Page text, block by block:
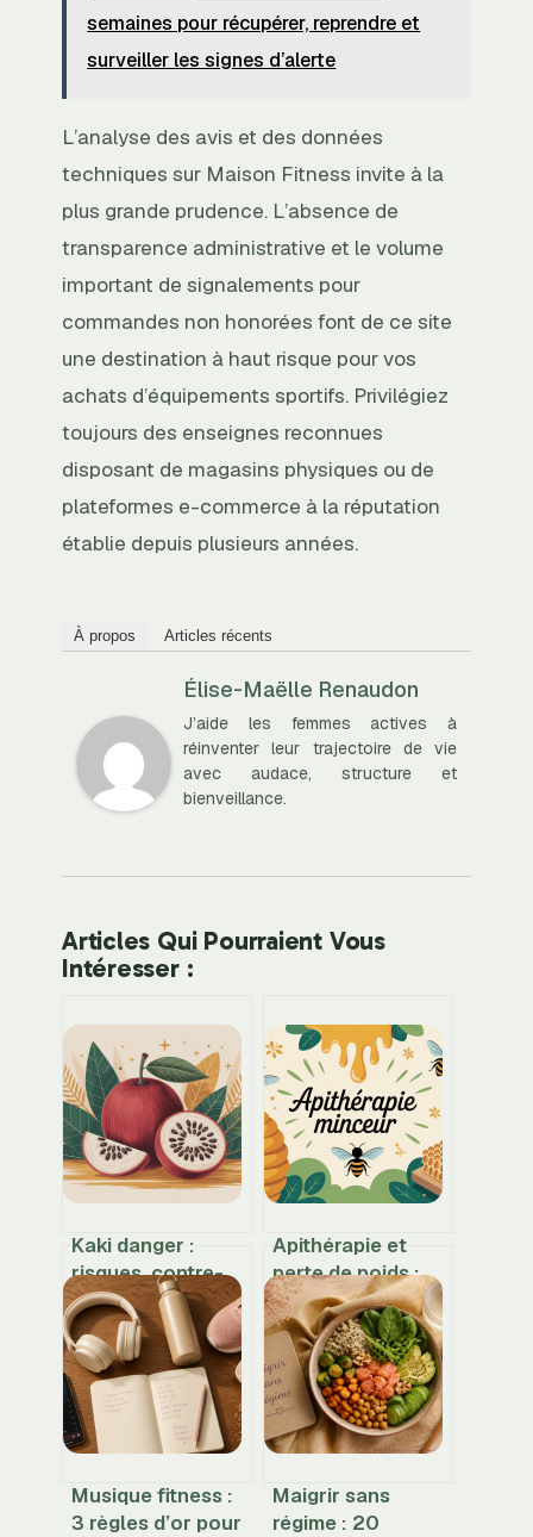
semaines pour récupérer, reprendre et
surveiller les signes d’alerte
L’analyse des avis et des données
techniques sur Maison Fitness invite à la
plus grande prudence. L’absence de
transparence administrative et le volume
important de signalements pour
commandes non honorées font de ce site
une destination à haut risque pour vos
achats d’équipements sportifs. Privilégiez
toujours des enseignes reconnues
disposant de magasins physiques ou de
plateformes e-commerce à la réputation
établie depuis plusieurs années.
À propos Articles récents
Élise-Maëlle Renaudon
J’aide les femmes actives à
réinventer leur trajectoire de vie
avec audace, structure et
bienveillance.
Articles Qui Pourraient Vous
Intéresser :
Kaki danger :
risques, contre-
indications et
conseils pour en
profiter
sereinement
Apithérapie et
perte de poids :
comment les
produits de la
ruche peuvent-ils
aider à maigrir
Musique fitness :
3 règles d’or pour
Maigrir sans
régime : 20